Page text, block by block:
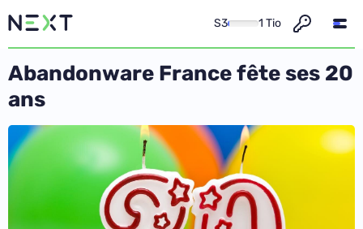
S3 1 Tio
Abandonware France fête ses 20
ans